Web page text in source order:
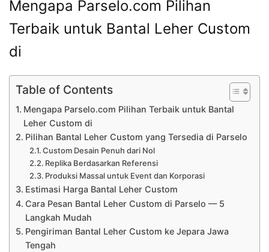
Mengapa Parselo.com Pilihan
Terbaik untuk Bantal Leher Custom
di
Table of Contents
Mengapa Parselo.com Pilihan Terbaik untuk Bantal
Leher Custom di
Pilihan Bantal Leher Custom yang Tersedia di Parselo
Custom Desain Penuh dari Nol
Replika Berdasarkan Referensi
Produksi Massal untuk Event dan Korporasi
Estimasi Harga Bantal Leher Custom
Cara Pesan Bantal Leher Custom di Parselo — 5
Langkah Mudah
Pengiriman Bantal Leher Custom ke Jepara Jawa
Tengah